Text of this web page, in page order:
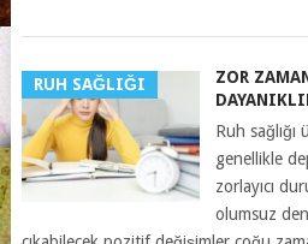
RUH SAĞLIĞI
ZOR
Ruh sağlığı
genellikle
zorlayıcı
olumsuz